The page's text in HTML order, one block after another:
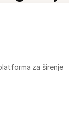
za širenje